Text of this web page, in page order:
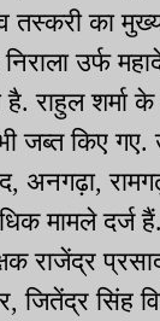
तस्करी का
उर्फ
है. राहुल शर्मा
जब्त किए
अनगढ़ा,
मामले दर्ज
राजेंद्र
जितेंद्र सिंह